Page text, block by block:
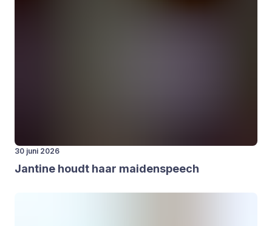
30 juni 2026
Jan­ti­ne houdt haar mai­den­speech